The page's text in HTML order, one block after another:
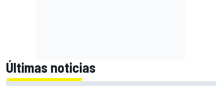
Últimas noticias